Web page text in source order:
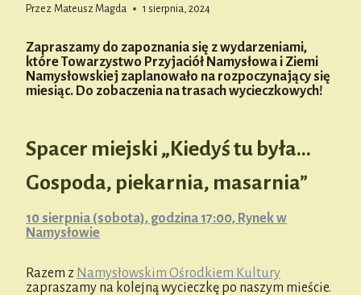
Przez Mateusz Magda 1 sierpnia, 2024
Zapraszamy do zapoznania się z wydarzeniami,
które Towarzystwo Przyjaciół Namysłowa i Ziemi
Namysłowskiej zaplanowało na rozpoczynający się
miesiąc. Do zobaczenia na trasach wycieczkowych!
Spacer miejski „Kiedyś tu była…
Gospoda, piekarnia, masarnia”
10 sierpnia (sobota), godzina 17:00, Rynek w
Namysłowie
Razem z Namysłowskim Ośrodkiem Kultury
zapraszamy na kolejną wycieczkę po naszym mieście.